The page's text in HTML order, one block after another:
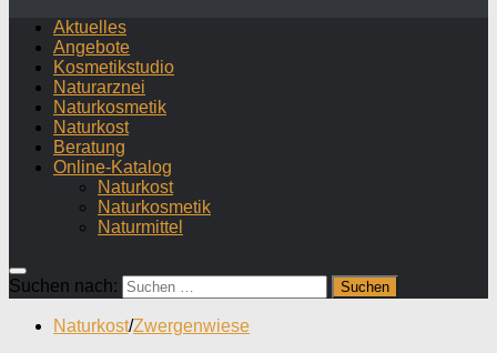
Aktuelles
Angebote
Kosmetikstudio
Naturarznei
Naturkosmetik
Naturkost
Beratung
Online-Katalog
Naturkost
Naturkosmetik
Naturmittel
Suchen nach:
Naturkost/Zwergenwiese